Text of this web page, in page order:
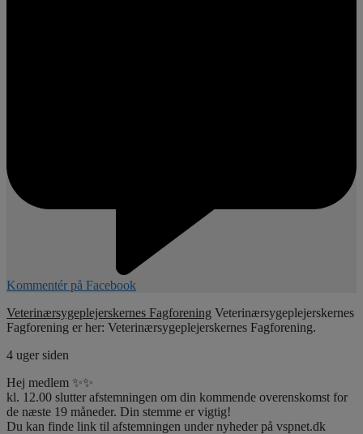
Kommentér på Facebook
Veterinærsygeplejerskernes Fagforening Veterinærsygeplejerskernes
Fagforening er her: Veterinærsygeplejerskernes Fagforening.
4 uger siden
Hej medlem ✨✨
kl. 12.00 slutter afstemningen om din kommende overenskomst for
de næste 19 måneder. Din stemme er vigtig!
Du kan finde link til afstemningen under nyheder på vspnet.dk